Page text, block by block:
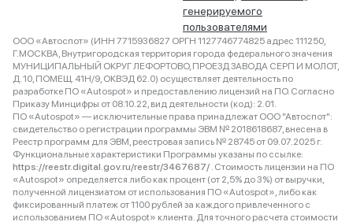
генерируемого
пользователями
ООО «Автоспот» (ИНН 7715936827 ОРГН 1127746774825 адрес 111250,
Г.МОСКВА, Внутригородская территория города федерального значения
МУНИЦИПАЛЬНЫЙ ОКРУГ ЛЕФОРТОВО, ПРОЕЗД ЗАВОДА СЕРП И МОЛОТ,
Д. 10, ПОМЕЩ. 41Н/9, ОКВЭД 62.0) осуществляет деятельность по
разработке ПО «Autospot» и предоставлению лицензий на ПО. Согласно
Приказу Минцифры от 08.10.22, вид деятельности (код): 2.01.
ПО «Autospot» — исключительные права принадлежат ООО "Автоспот":
свидетельство о регистрации программы ЭВМ № 2018618687, внесена в
Реестр программ для ЭВМ, реестровая запись № 28745 от 09.07.2025 г.
Функциональные характеристики Программы указаны по ссылке:
https://reestr.digital.gov.ru/reestr/3467687/ . Стоимость лицензии на ПО
«Autospot» определяется либо как процент (от 2,5% до 3%) от выручки,
полученной лицензиатом от использования ПО «Autospot», либо как
фиксированный платеж от 1100 рублей за каждого привлеченного с
использованием ПО «Autospot» клиента. Для точного расчета стоимости